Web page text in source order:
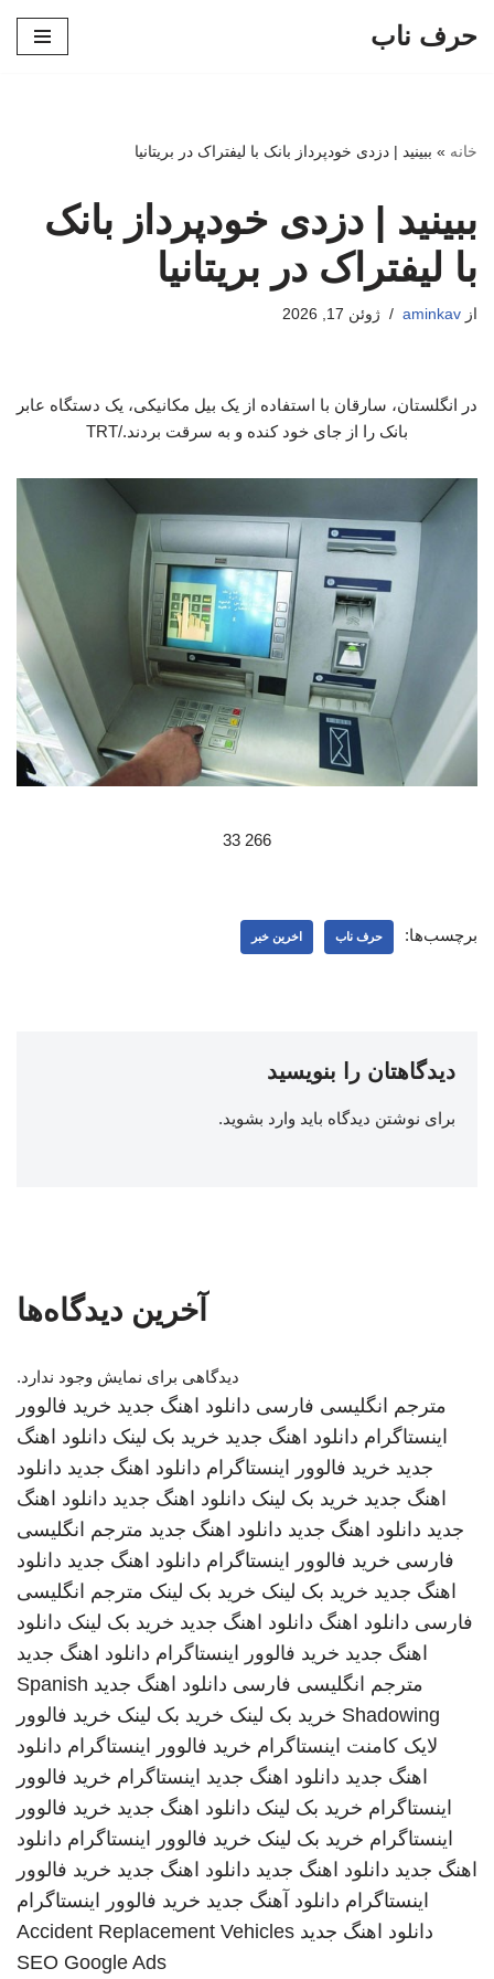
حرف ناب
خانه » ببینید | دزدی خودپرداز بانک با لیفتراک در بریتانیا
ببینید | دزدی خودپرداز بانک
با لیفتراک در بریتانیا
از aminkav ژوئن 17, 2026
در انگلستان، سارقان با استفاده از یک بیل مکانیکی، یک دستگاه عابر
بانک را از جای خود کنده و به سرقت بردند./TRT
266 33
برچسب‌ها: حرف ناب اخرین خبر
دیدگاهتان را بنویسید
برای نوشتن دیدگاه باید وارد بشوید.
آخرین دیدگاه‌ها
دیدگاهی برای نمایش وجود ندارد.
مترجم انگلیسی فارسی دانلود اهنگ جدید خرید فالوور
اینستاگرام دانلود اهنگ جدید خرید بک لینک دانلود اهنگ
جدید خرید فالوور اینستاگرام دانلود اهنگ جدید دانلود
اهنگ جدید خرید بک لینک دانلود اهنگ جدید دانلود اهنگ
جدید دانلود اهنگ جدید دانلود اهنگ جدید مترجم انگلیسی
فارسی خرید فالوور اینستاگرام دانلود اهنگ جدید دانلود
اهنگ جدید خرید بک لینک خرید بک لینک مترجم انگلیسی
فارسی دانلود اهنگ دانلود اهنگ جدید خرید بک لینک دانلود
اهنگ جدید خرید فالوور اینستاگرام دانلود اهنگ جدید
مترجم انگلیسی فارسی دانلود اهنگ جدید Spanish
Shadowing خرید بک لینک خرید بک لینک خرید فالوور
لایک کامنت اینستاگرام خرید فالوور اینستاگرام دانلود
اهنگ جدید دانلود اهنگ جدید اینستاگرام خرید فالوور
اینستاگرام خرید بک لینک دانلود اهنگ جدید خرید فالوور
اینستاگرام خرید بک لینک خرید فالوور اینستاگرام دانلود
اهنگ جدید دانلود اهنگ جدید دانلود اهنگ جدید خرید فالوور
اینستاگرام دانلود آهنگ جدید خرید فالوور اینستاگرام
دانلود اهنگ جدید Accident Replacement Vehicles
SEO Google Ads